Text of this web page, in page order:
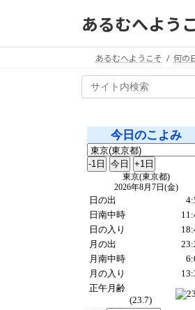
あるむへよう
あるむへようこそ 何の